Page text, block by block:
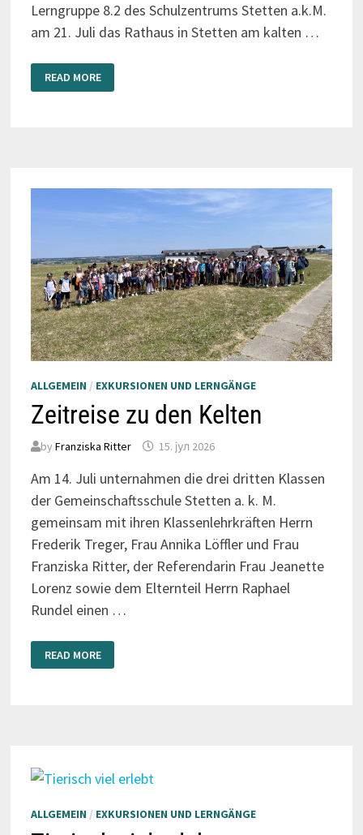
Lerngruppe 8.2 des Schulzentrums Stetten a.k.M.
am 21. Juli das Rathaus in Stetten am kalten …
DES
RATHAUSES
READ MORE
ALLGEMEIN / EXKURSIONEN UND LERNGÄNGE
Zeitreise zu den Kelten
by Franziska Ritter 15. јул 2026
Am 14. Juli unternahmen die drei dritten Klassen
der Gemeinschaftsschule Stetten a. k. M.
gemeinsam mit ihren Klassenlehrkräften Herrn
Frederik Treger, Frau Annika Löffler und Frau
Franziska Ritter, der Referendarin Frau Jeanette
Lorenz sowie dem Elternteil Herrn Raphael
Rundel einen …
ZU
DEN
READ MORE
ALLGEMEIN / EXKURSIONEN UND LERNGÄNGE